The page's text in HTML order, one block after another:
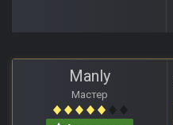
Manly
Мастер